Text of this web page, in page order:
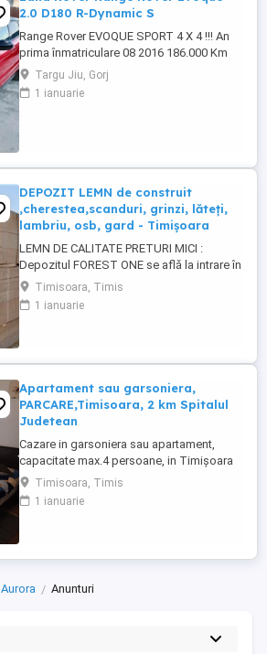
2.0 D180 R-Dynamic S
Range Rover EVOQUE SPORT 4 X 4 !!! An
prima înmatriculare 08 2016 186.000 Km
reali și garantați Se emite factura de
Romania și fiscal Finanțare rapidă
persoane fizice Credit rapid in 30 min
Targu Jiu, Gorj
1 ianuarie
DEPOZIT LEMN de construit
,cherestea,scanduri, grinzi, lăteți,
lambriu, osb, gard - Timișoara
LEMN DE CALITATE PRETURI MICI :
Depozitul FOREST ONE se află la intrare în
MOSNITA NOUA dinspre TIMISOARA. (
langa magazin Profi) SCANDURA
nedimensionată (3-5 m) SCANDURA
19 mm, 3-4m, clasa A PAZIE 20,25 cm ...
Timisoara, Timis
1 ianuarie
Apartament sau garsoniera,
PARCARE,Timisoara, 2 km Spitalul
Judetean
Cazare in garsoniera sau apartament,
capacitate max.4 persoane, in Timișoara
la 2 km de Spitalul Judetean. (la doua
strazi)de zona Calea Buziasului
Lic.Electrotimis si la 2 km de Mosnita
+wifi , frigider, mașină spălat, ...
Timisoara, Timis
1 ianuarie
Aurora Anunturi